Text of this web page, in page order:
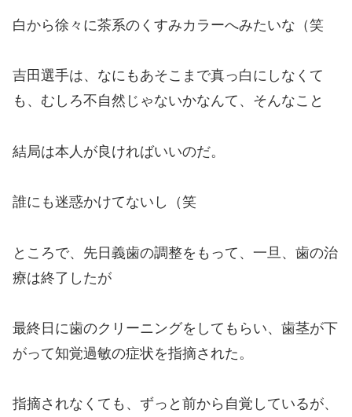
白から徐々に茶系のくすみカラーへみたいな（笑
吉田選手は、なにもあそこまで真っ白にしなくて
も、むしろ不自然じゃないかなんて、そんなこと
結局は本人が良ければいいのだ。
誰にも迷惑かけてないし（笑
ところで、先日義歯の調整をもって、一旦、歯の治
療は終了したが
最終日に歯のクリーニングをしてもらい、歯茎が下
がって知覚過敏の症状を指摘された。
指摘されなくても、ずっと前から自覚しているが、